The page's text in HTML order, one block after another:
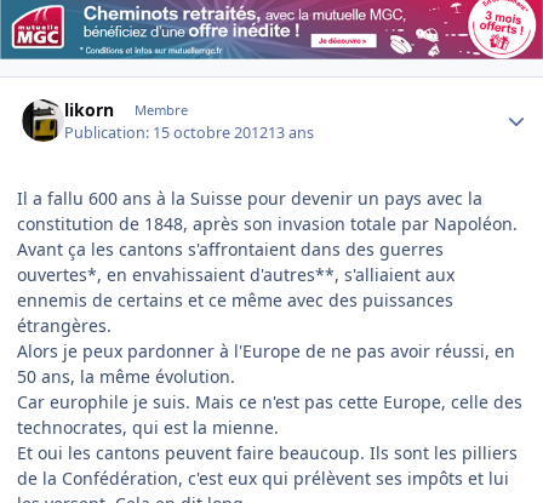
likorn Membre
Publication: 15 octobre 201213 ans
Il a fallu 600 ans à la Suisse pour devenir un pays avec la
constitution de 1848, après son invasion totale par Napoléon.
Avant ça les cantons s'affrontaient dans des guerres
ouvertes*, en envahissaient d'autres**, s'alliaient aux
ennemis de certains et ce même avec des puissances
étrangères.
Alors je peux pardonner à l'Europe de ne pas avoir réussi, en
50 ans, la même évolution.
Car europhile je suis. Mais ce n'est pas cette Europe, celle des
technocrates, qui est la mienne.
Et oui les cantons peuvent faire beaucoup. Ils sont les pilliers
de la Confédération, c'est eux qui prélèvent ses impôts et lui